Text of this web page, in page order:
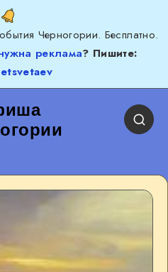
Черногории. Бесплатно.
реклама? Пишите: